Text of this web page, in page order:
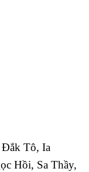
Tô, Ia
Hồi, Sa Thầy,